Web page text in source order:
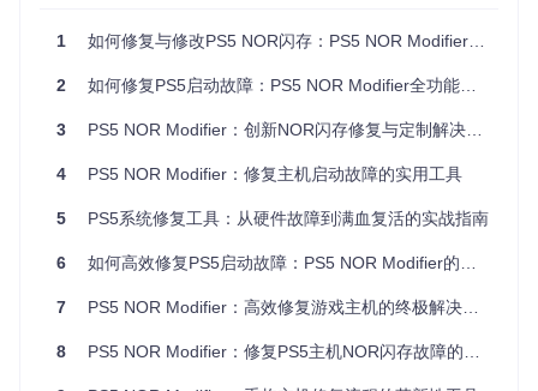
应用场景：什么情况下使用PS5 NOR Modifie
r？
1. 光驱版主机转数字版改造
当PS5光驱模块损坏或失效时，通过修改NOR文件中的主板变
体和型号参数，可将光盘版主机转换为数字版，绕过光驱检查
机制，恢复主机基本功能。实际应用中已帮助数百台光驱故障
主机重新投入使用。
2. NOR闪存损坏修复
PS5因意外断电、固件更新失败等原因导致NOR数据损坏时，
1 如何修复与修改PS5 NOR闪存：PS5 NOR Modifier工具全解析
2 如何修复PS5启动故障：PS5 NOR Modifier全功能使用指南
3 PS5 NOR Modifier：创新NOR闪存修复与定制解决方案
4 PS5 NOR Modifier：修复主机启动故障的实用工具
5 PS5系统修复工具：从硬件故障到满血复活的实战指南
6 如何高效修复PS5启动故障：PS5 NOR Modifier的实用解决方案
7 PS5 NOR Modifier：高效修复游戏主机的终极解决方案
8 PS5 NOR Modifier：修复PS5主机NOR闪存故障的创新解决方案